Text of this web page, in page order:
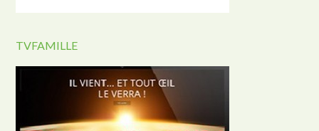
TVFAMILLE